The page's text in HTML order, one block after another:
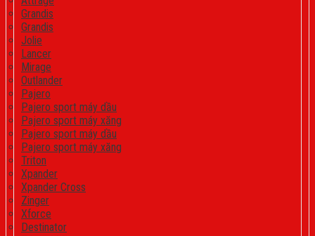
Grandis
Grandis
Jolie
Lancer
Mirage
Outlander
Pajero
Pajero sport máy dầu
Pajero sport máy xăng
Pajero sport máy dầu
Pajero sport máy xăng
Triton
Xpander
Xpander Cross
Zinger
Xforce
Destinator